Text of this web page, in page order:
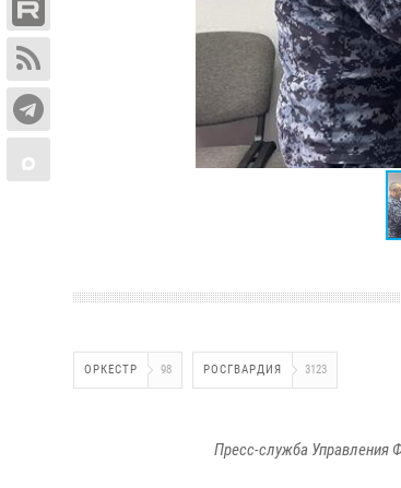
ОРКЕСТР 98 РОСГВАРДИЯ 3123
Пресс-служба Управления